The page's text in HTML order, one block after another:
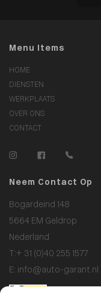
Menu Items
HOME
DIENSTEN
WERKPLAATS
OVER ONS
CONTACT
Neem Contact Op
Bogardeind 148
5664 EM Geldrop
Nederland
T:+ 31 (0)40 255 1577
E: info@auto-garant.nl